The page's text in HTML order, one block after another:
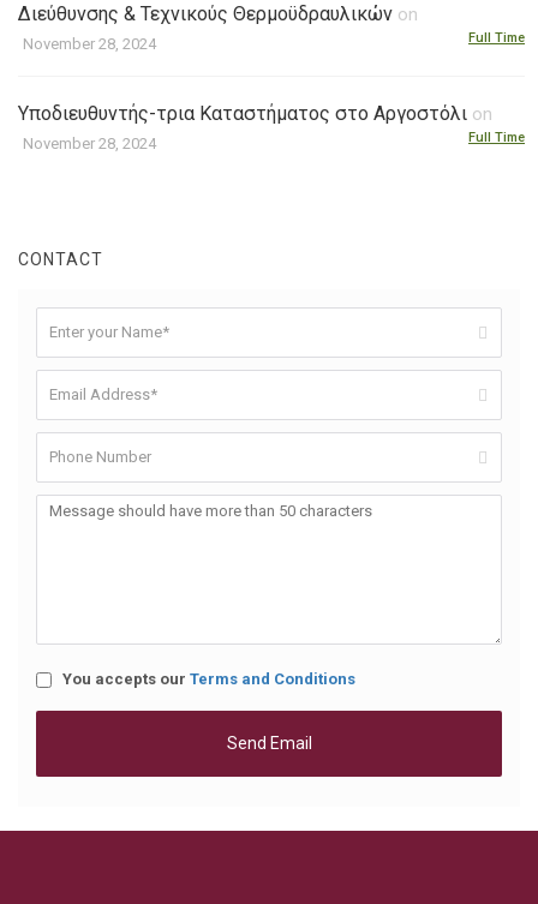
Διεύθυνσης & Τεχνικούς Θερμοϋδραυλικών on
November 28, 2024 Full Time
Υποδιευθυντής-τρια Καταστήματος στο Αργοστόλι on
November 28, 2024 Full Time
CONTACT
You accepts our Terms and Conditions